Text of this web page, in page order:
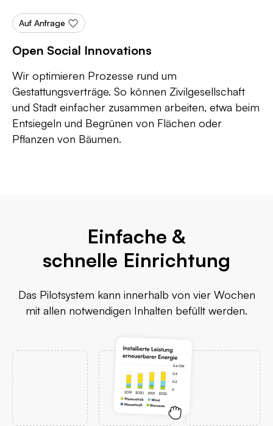
Auf Anfrage
Open Social Innovations
Wir optimieren Prozesse rund um
Gestattungsverträge. So können Zivilgesellschaft
und Stadt einfacher zusammen arbeiten, etwa beim
Entsiegeln und Begrünen von Flächen oder
Pflanzen von Bäumen.
Einfache &
schnelle Einrichtung
Das Pilotsystem kann innerhalb von vier Wochen
mit allen notwendigen Inhalten befüllt werden.